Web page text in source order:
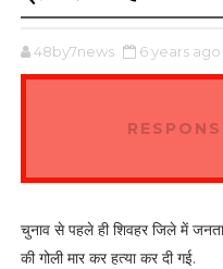
48by7news 6 years ago
चुनाव से पहले ही शिवहर जिले में जनता
की गोली मार कर हत्या कर दी गई.